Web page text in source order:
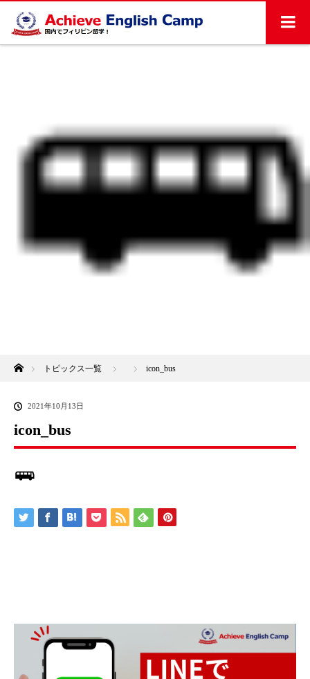
ホームトピックス一覧 icon_bus
2021年10月13日
icon_bus